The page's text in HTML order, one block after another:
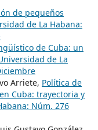
de pequeños
de La Habana:
de Cuba: un
de La
Arriete, Política de
Cuba: trayectoria y
Núm. 276